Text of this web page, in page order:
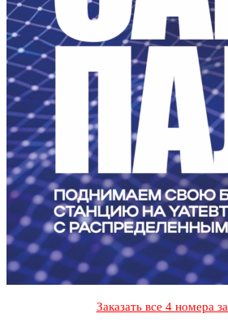
Заказать все 4 номера